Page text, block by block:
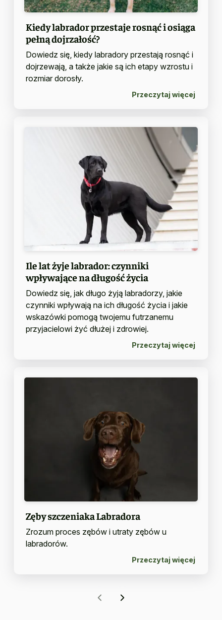
Kiedy labrador przestaje rosnąć i osiąga
pełną dojrzałość?
Dowiedz się, kiedy labradory przestają rosnąć i
dojrzewają, a także jakie są ich etapy wzrostu i
rozmiar dorosły.
Przeczytaj więcej
Ile lat żyje labrador: czynniki
wpływające na długość życia
Dowiedz się, jak długo żyją labradorzy, jakie
czynniki wpływają na ich długość życia i jakie
wskazówki pomogą twojemu futrzanemu
przyjacielowi żyć dłużej i zdrowiej.
Przeczytaj więcej
Zęby szczeniaka Labradora
Zrozum proces zębów i utraty zębów u
labradorów.
Przeczytaj więcej